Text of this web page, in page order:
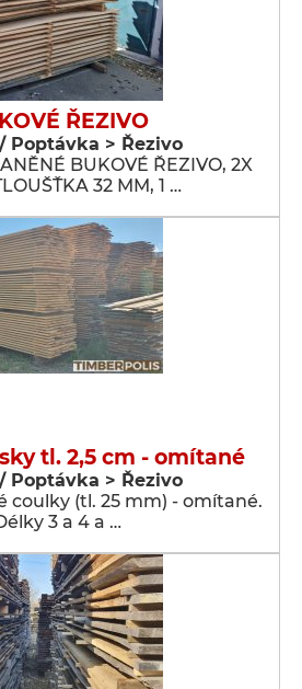
ŘEZIVO
Poptávka > Řezivo
BUKOVÉ ŘEZIVO, 2X
32 MM, 1 …
tl. 2,5 cm - omítané
Poptávka > Řezivo
coulky (tl. 25 mm) - omítané.
3 a 4 a …